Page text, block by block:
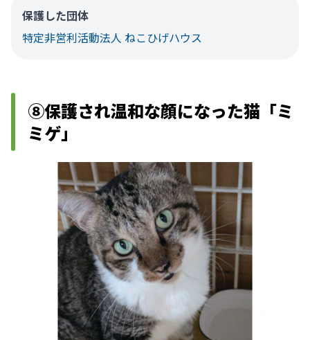
保護した団体
特定非営利活動法人 ねこひげハウス
⑧保護され温和な顔になった猫「ミ
ミゲ」